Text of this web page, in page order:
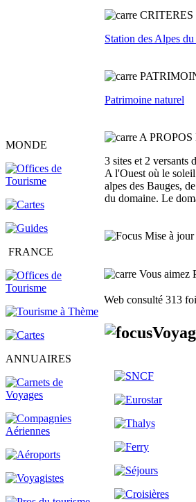
MONDE
FRANCE
ANNUAIRES
C
Station des Alpes
Patrimoine naturel
A PROPOS
3 sites et 2 versants
A l'Ouest où le
alpes des Bauges,
du domaine. Le
Mise à
Vous aimez
Web consulté 313